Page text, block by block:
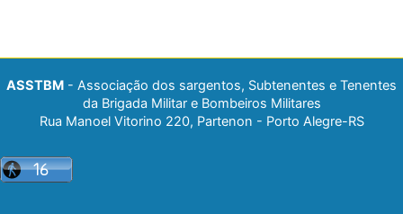
ASSTBM - Associação dos sargentos, Subtenentes e Tenentes
da Brigada Militar e Bombeiros Militares
Rua Manoel Vitorino 220, Partenon - Porto Alegre-RS